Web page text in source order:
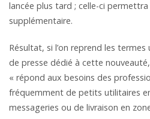
lancée plus tard ; celle-ci
supplémentaire.
Résultat, si l’on reprend les
de presse dédié à cette
« répond aux besoins des
fréquemment de petits utilitaires
messageries ou de livraison en